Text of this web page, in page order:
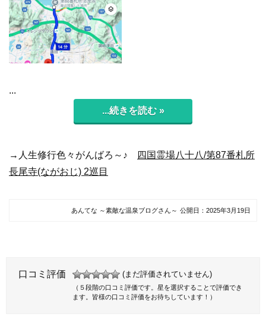
...
...続きを読む »
→人生修行色々がんばろ～♪
四国霊場八十八/第87番札所
長尾寺(ながおじ) 2巡目
あんてな ～素敵な温泉ブログさん～ 公開日： 2025年3月19日
口コミ評価 (まだ評価されていません)
（５段階の口コミ評価です。星を選択することで評価でき
ます。皆様の口コミ評価をお待ちしています！）